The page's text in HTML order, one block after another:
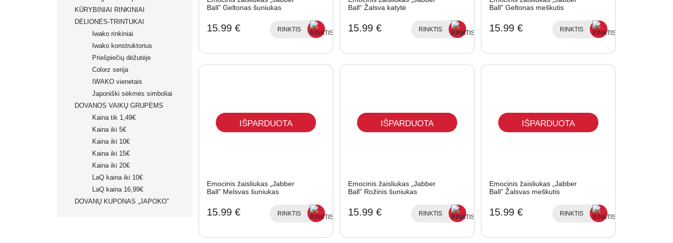
KŪRYBINIAI RINKINIAI
DĖLIONĖS-TRINTUKAI
Iwako rinkiniai
Iwako konstruktorius
Priešpiečių dėžutėje
Colorz serija
IWAKO vienetais
Japoniški sėkmės simboliai
DOVANOS VAIKŲ GRUPĖMS
Kaina tik 1,49€
Kaina iki 5€
Kaina iki 10€
Kaina iki 15€
Kaina iki 20€
LaQ kaina iki 10€
LaQ kaina 16,99€
DOVANŲ KUPONAS „JAPOKO”
Ball” Geltonas šuniukas
15.99 € RINKTIS
Ball“ Žalsva katytė
15.99 € RINKTIS
Ball” Geltonas meškutis
15.99 € RINKTIS
IŠPARDUOTA
Emocinis žaisliukas „Jabber
Ball” Melsvas šuniukas
15.99 € RINKTIS
IŠPARDUOTA
Emocinis žaisliukas „Jabber
Ball” Rožinis šuniukas
15.99 € RINKTIS
IŠPARDUOTA
Emocinis žaisliukas „Jabber
Ball” Žalsvas meškutis
15.99 € RINKTIS